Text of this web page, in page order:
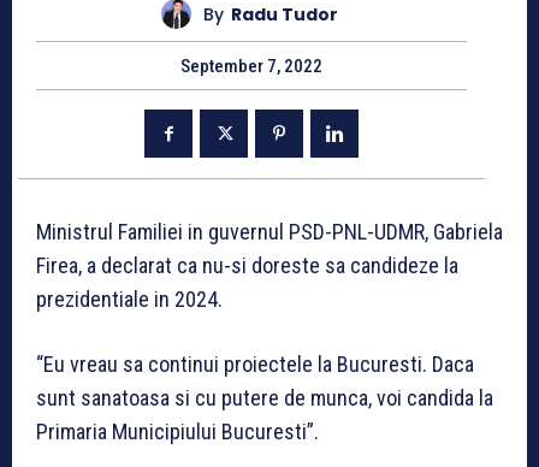
By Radu Tudor
September 7, 2022
Ministrul Familiei in guvernul PSD-PNL-UDMR, Gabriela
Firea, a declarat ca nu-si doreste sa candideze la
prezidentiale in 2024.
“Eu vreau sa continui proiectele la Bucuresti. Daca
sunt sanatoasa si cu putere de munca, voi candida la
Primaria Municipiului Bucuresti”.